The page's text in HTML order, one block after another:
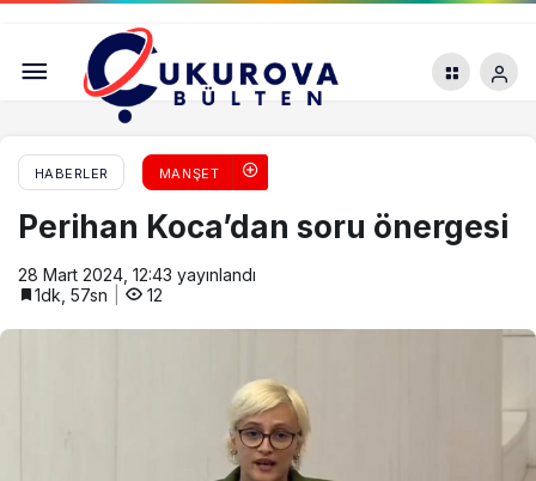
HABERLER MANŞET
Perihan Koca’dan soru önergesi
28 Mart 2024, 12:43 yayınlandı
1dk, 57sn
12
Zeydan Karalar, 31 Mart’ta kazanacağından